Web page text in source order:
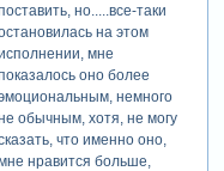
но.....все-таки
на этом
мне
оно более
немного
обычным, хотя, не могу
что именно оно,
нравится больше,